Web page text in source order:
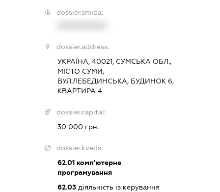
dossier.smida:
dossier.address:
УКРАЇНА, 40021, СУМСЬКА ОБЛ.,
МІСТО СУМИ,
ВУЛ.ЛЕБЕДИНСЬКА, БУДИНОК 6,
КВАРТИРА 4
dossier.capital:
30 000 грн.
dossier.kveds:
62.01 комп'ютерне
програмування
62.03 діяльність із керування